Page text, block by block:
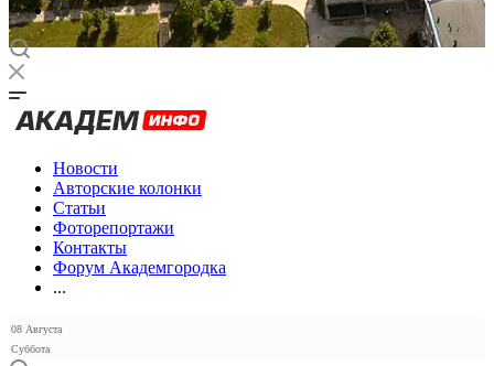
Новости
Авторские колонки
Статьи
Фоторепортажи
Контакты
Форум Академгородка
...
08 Августа
Суббота